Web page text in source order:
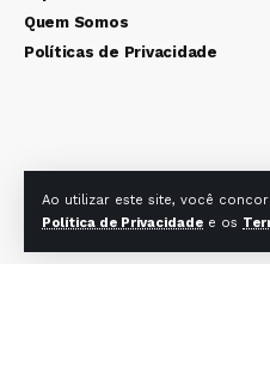
Ao utilizar este site, você
Política de Privacidade e os
Quem Somos
Políticas de Privacidade